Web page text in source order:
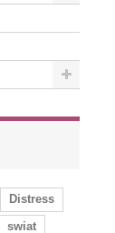
Distress
swiat